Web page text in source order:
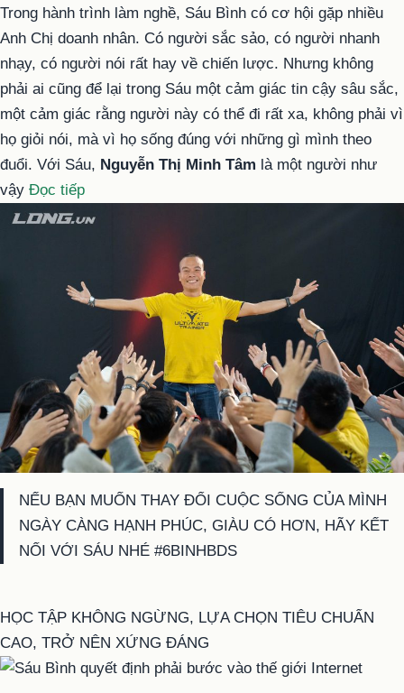
CON
ĐƯỜNG
KINH
DOANH
GIÁ
TRỊ
BỀN
VỮNG
NGUYỄN
THỊ
MINH
TÂM”
Trong hành trình làm nghề, Sáu Bình có cơ hội gặp nhiều
Anh Chị doanh nhân. Có người sắc sảo, có người nhanh
nhạy, có người nói rất hay về chiến lược. Nhưng không
phải ai cũng để lại trong Sáu một cảm giác tin cậy sâu sắc,
một cảm giác rằng người này có thể đi rất xa, không phải vì
họ giỏi nói, mà vì họ sống đúng với những gì mình theo
đuổi. Với Sáu, Nguyễn Thị Minh Tâm là một người như
vậy Đọc tiếp“NGƯỜI
CHỊ
DÀI
HỌC
VỀ
SỰ
THAY
ĐỔI
BỀN
VỮNG
TRONG
BẤT
ĐỘNG
SẢN”
NẾU BẠN MUỐN THAY ĐỔI CUỘC SỐNG CỦA MÌNH
NGÀY CÀNG HẠNH PHÚC, GIÀU CÓ HƠN, HÃY KẾT
NỐI VỚI SÁU NHÉ #6BINHBDS
HỌC TẬP KHÔNG NGỪNG, LỰA CHỌN TIÊU CHUẨN
CAO, TRỞ NÊN XỨNG ĐÁNG